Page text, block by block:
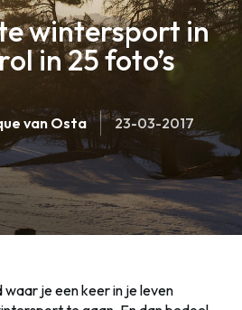
wintersport in
in 25 foto’s
van Osta 23-03-2017
waar je een keer in je leven